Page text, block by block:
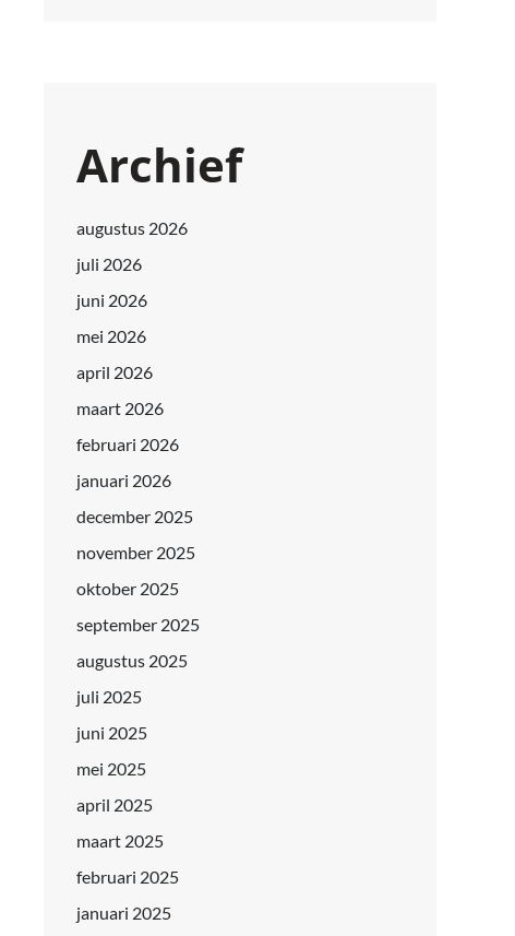
Archief
augustus 2026
juli 2026
juni 2026
mei 2026
april 2026
maart 2026
februari 2026
januari 2026
december 2025
november 2025
oktober 2025
september 2025
augustus 2025
juli 2025
juni 2025
mei 2025
april 2025
maart 2025
februari 2025
januari 2025